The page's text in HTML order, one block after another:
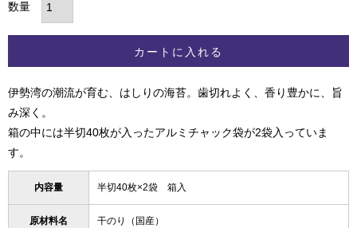
カートに入れる
伊勢湾の潮流が育む、はしりの海苔。歯切れよく、香り豊かに、旨
み深く。
箱の中には半切40枚が入ったアルミチャック袋が2袋入っていま
す。
内容量 半切40枚×2袋 箱入
原材料名 干のり（国産）